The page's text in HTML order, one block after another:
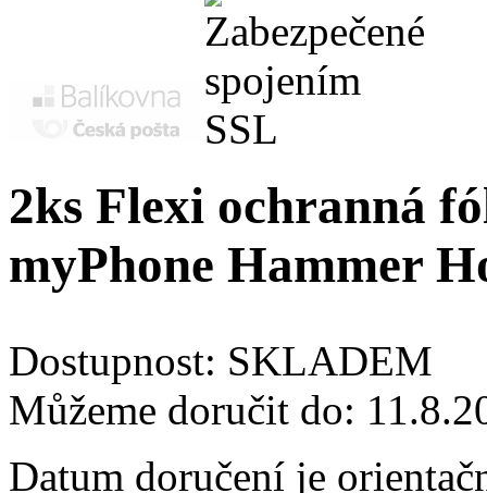
2ks Flexi ochranná
myPhone Hammer
Dostupnost: SKLADEM
Můžeme doručit do:
Datum doručení je